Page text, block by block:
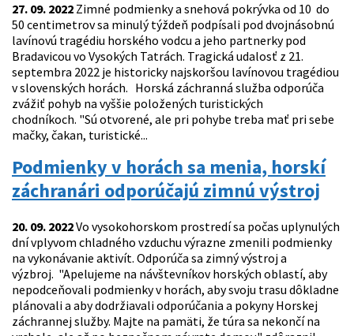
27. 09. 2022 Zimné podmienky a snehová pokrývka od 10 do
50 centimetrov sa minulý týždeň podpísali pod dvojnásobnú
lavínovú tragédiu horského vodcu a jeho partnerky pod
Bradavicou vo Vysokých Tatrách. Tragická udalosť z 21.
septembra 2022 je historicky najskoršou lavínovou tragédiou
v slovenských horách. Horská záchranná služba odporúča
zvážiť pohyb na vyššie položených turistických
chodníkoch. "Sú otvorené, ale pri pohybe treba mať pri sebe
mačky, čakan, turistické...
Podmienky v horách sa menia, horskí
záchranári odporúčajú zimnú výstroj
20. 09. 2022Vo vysokohorskom prostredí sa počas uplynulých
dní vplyvom chladného vzduchu výrazne zmenili podmienky
na vykonávanie aktivít. Odporúča sa zimný výstroj a
výzbroj. "Apelujeme na návštevníkov horských oblastí, aby
nepodceňovali podmienky v horách, aby svoju trasu dôkladne
plánovali a aby dodržiavali odporúčania a pokyny Horskej
záchrannej služby. Majte na pamäti, že túra sa nekončí na